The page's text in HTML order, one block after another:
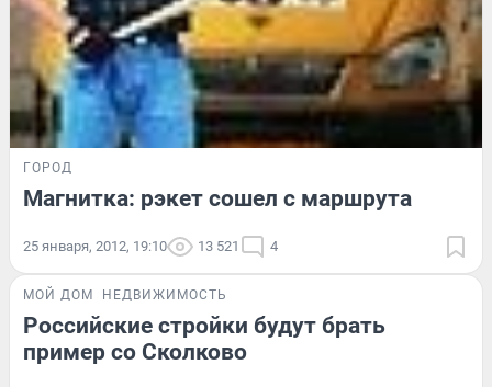
ГОРОД
Магнитка: рэкет сошел с маршрута
25 января, 2012, 19:10 13 521 4
МОЙ ДОМ НЕДВИЖИМОСТЬ
Российские стройки будут брать
пример со Сколково